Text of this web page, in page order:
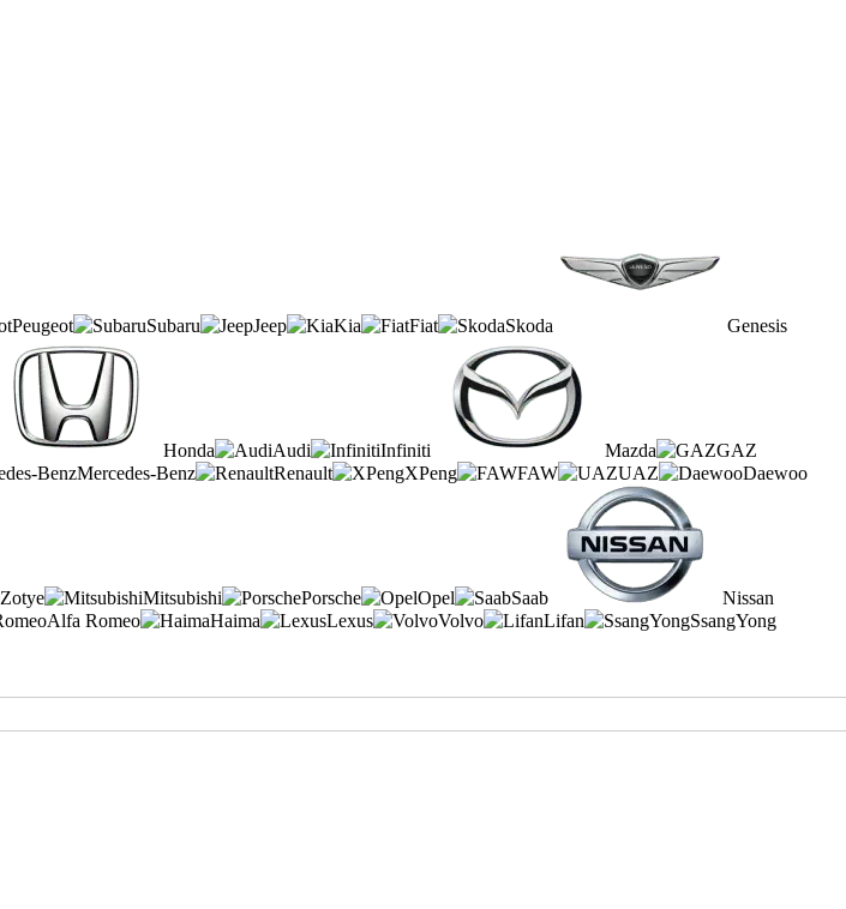
Peugeot Subaru Jeep Kia Fiat Skoda Genesis
Honda Audi Infiniti Mazda
GAZ
Mercedes-Benz Renault XPeng FAW UAZ Daewoo
Zotye Mitsubishi Porsche Opel Saab
Nissan
Alfa Romeo Haima Lexus Volvo Lifan
SsangYong